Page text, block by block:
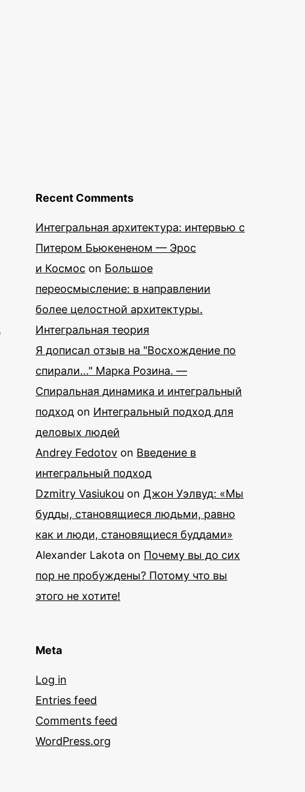
Recent Comments
Интегральная архитектура: интервью с
Питером Бьюкененом — Эрос
и Космос on Большое
переосмысление: в направлении
более целостной архитектуры.
Интегральная теория
Я дописал отзыв на "Восхождение по
спирали…" Марка Розина. —
Спиральная динамика и интегральный
подход on Интегральный подход для
деловых людей
Andrey Fedotov on Введение в
интегральный подход
Dzmitry Vasiukou on Джон Уэлвуд: «Мы
будды, становящиеся людьми, равно
как и люди, становящиеся буддами»
Alexander Lakota on Почему вы до сих
пор не пробуждены? Потому что вы
этого не хотите!
Meta
Log in
Entries feed
Comments feed
WordPress.org